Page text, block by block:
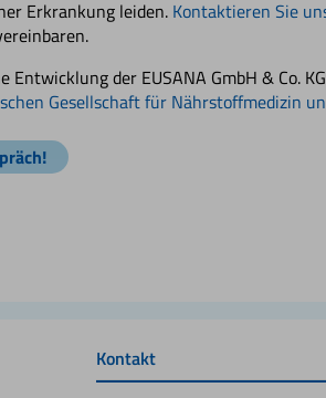
Erkrankung leiden. Kontaktieren Sie
Entwicklung der EUSANA GmbH & Co.
Gesellschaft für Nährstoffmedizin
Kontakt